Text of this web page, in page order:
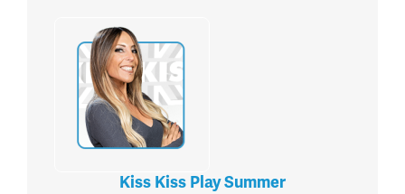
Kiss Kiss Play Summer